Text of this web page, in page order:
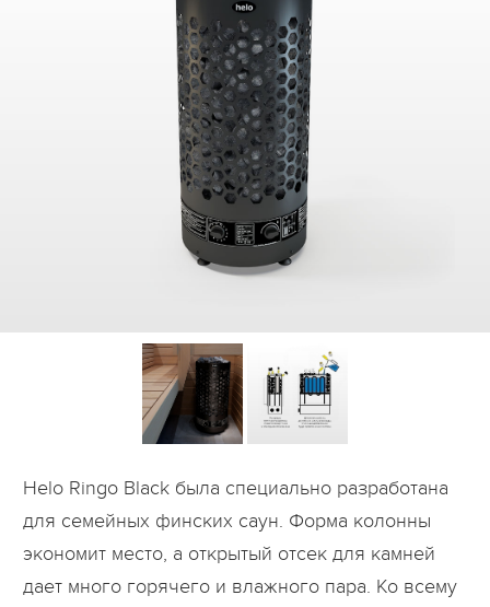
Helo Ringo Black была специально разработана
для семейных финских саун. Форма колонны
экономит место, а открытый отсек для камней
дает много горячего и влажного пара. Ко всему